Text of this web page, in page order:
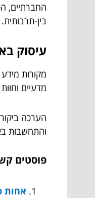
החברתיים,
בין-תרבותית.
עיסוק
מקורות
מדעיים
הערכה
והתחשבות
פוסטים
אחות